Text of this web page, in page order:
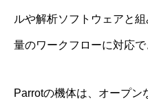
ルや解析ソフトウェアと
量のワークフローに対応
Parrotの機体は、オープン